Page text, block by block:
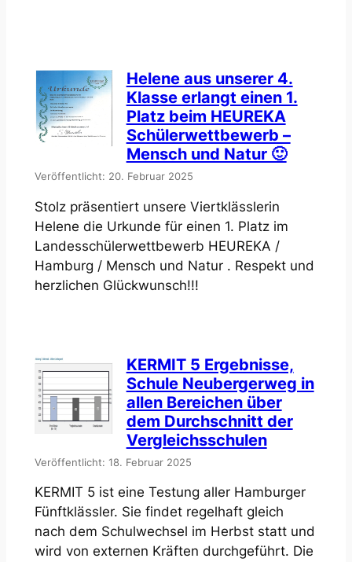
Helene aus unserer 4.
Klasse erlangt einen 1.
Platz beim HEUREKA
Schülerwettbewerb –
Mensch und Natur 🙂
Veröffentlicht: 20. Februar 2025
Stolz präsentiert unsere Viertklässlerin
Helene die Urkunde für einen 1. Platz im
Landesschülerwettbewerb HEUREKA /
Hamburg / Mensch und Natur . Respekt und
herzlichen Glückwunsch!!!
KERMIT 5 Ergebnisse,
Schule Neubergerweg in
allen Bereichen über
dem Durchschnitt der
Vergleichsschulen
Veröffentlicht: 18. Februar 2025
KERMIT 5 ist eine Testung aller Hamburger
Fünftklässler. Sie findet regelhaft gleich
nach dem Schulwechsel im Herbst statt und
wird von externen Kräften durchgeführt. Die